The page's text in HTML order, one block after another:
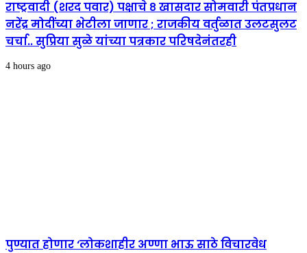
राष्ट्रवादी (शरद पवार) पक्षाचे ८ खासदार सोमवारी पंतप्रधान
नरेंद्र मोदींच्या भेटीला जाणार ; राजकीय वर्तुळात उलटसुलट
चर्चा.. सुप्रिया सुळे यांच्या पत्रकार परिषदेनंतरही
4 hours ago
पुण्यात होणार ‘लोकशाहीर अण्णा भाऊ साठे विचारवेध